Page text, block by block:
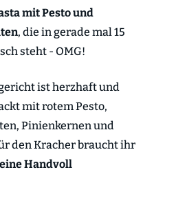
mit Pesto und
, die in gerade mal 15
steht - OMG!
ist herzhaft und
mit rotem Pesto,
Pinienkernen und
den Kracher braucht ihr
eine Handvoll